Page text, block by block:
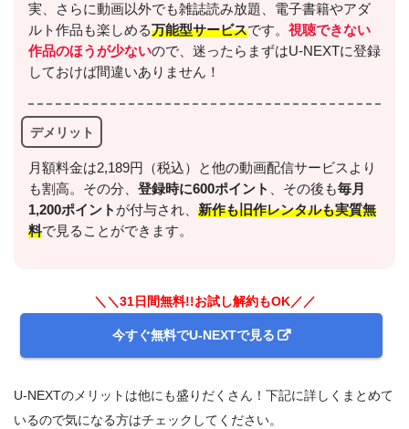
実、さらに動画以外でも雑誌読み放題、電子書籍やアダ
ルト作品も楽しめる万能型サービスです。 視聴できない
作品のほうが少ないので、迷ったらまずはU-NEXTに登録
しておけば間違いありません！
デメリット
月額料金は2,189円（税込）と他の動画配信サービスより
も割高。その分、 登録時に600ポイント 、その後も毎月
1,200ポイント が付与され、 新作も旧作レンタルも実質無
料で見ることができます。
＼＼31日間無料!!お試し解約もOK／／
今すぐ無料でU-NEXTで見る
U-NEXTのメリットは他にも盛りだくさん！下記に詳しくまとめて
いるので気になる方はチェックしてください。